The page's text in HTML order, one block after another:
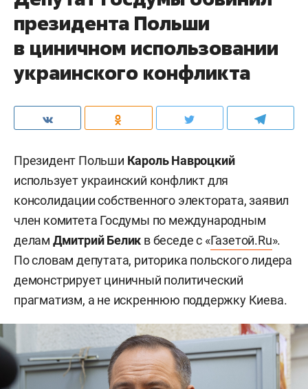
президента Польши
в циничном использовании
украинского конфликта
Президент Польши Кароль Навроцкий
использует украинский конфликт для
консолидации собственного электората, заявил
член комитета Госдумы по международным
делам Дмитрий Белик в беседе с «Газетой.Ru».
По словам депутата, риторика польского лидера
демонстрирует циничный политический
прагматизм, а не искреннюю поддержку Киева.